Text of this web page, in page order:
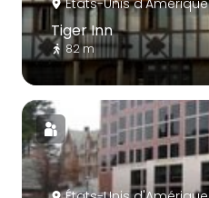
États-Unis d'Amérique
Tiger Inn
82 m